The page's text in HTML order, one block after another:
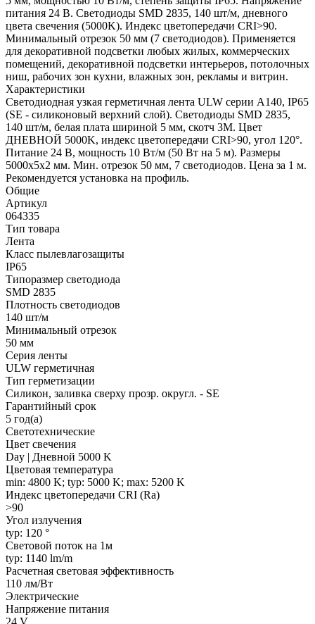
питания 24 В. Светодиоды SMD 2835, 140 шт/м, дневного
цвета свечения (5000K). Индекс цветопередачи CRI>90.
Минимальный отрезок 50 мм (7 светодиодов). Применяется
для декоративной подсветки любых жилых, коммерческих
помещений, декоративной подсветки интерьеров, потолочных
ниш, рабочих зон кухни, влажных зон, рекламы и витрин.
Характеристики
Светодиодная узкая герметичная лента ULW серии A140, IP65
(SE - силиконовый верхний слой). Светодиоды SMD 2835,
140 шт/м, белая плата шириной 5 мм, скотч 3M. Цвет
ДНЕВНОЙ 5000K, индекс цветопередачи CRI>90, угол 120°.
Питание 24 В, мощность 10 Вт/м (50 Вт на 5 м). Размеры
5000х5х2 мм. Мин. отрезок 50 мм, 7 светодиодов. Цена за 1 м.
Рекомендуется установка на профиль.
Общие
Артикул
064335
Тип товара
Лента
Класс пылевлагозащиты
IP65
Типоразмер светодиода
SMD 2835
Плотность светодиодов
140 шт/м
Минимальный отрезок
50 мм
Серия ленты
ULW герметичная
Тип герметизации
Силикон, заливка сверху прозр. округл. - SE
Гарантийный срок
5 год(а)
Светотехнические
Цвет свечения
Day | Дневной 5000 K
Цветовая температура
min: 4800 K; typ: 5000 K; max: 5200 K
Индекс цветопередачи CRI (Ra)
>90
Угол излучения
typ: 120 °
Световой поток на 1м
typ: 1140 lm/m
Расчетная световая эффективность
110 лм/Вт
Электрические
Напряжение питания
24 V